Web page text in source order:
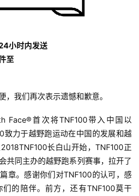
小时内发送
至
，我们再次表示遗憾和歉意。
Face®首次将TNF100带入中国以
致力于越野跑运动在中国的发展和越
长白山开始，TNF100正
共同主办的越野跑系列赛事，拉开了
章。感谢你们对TNF100的认可，感
的陪伴。前方，还有TNF100莫干